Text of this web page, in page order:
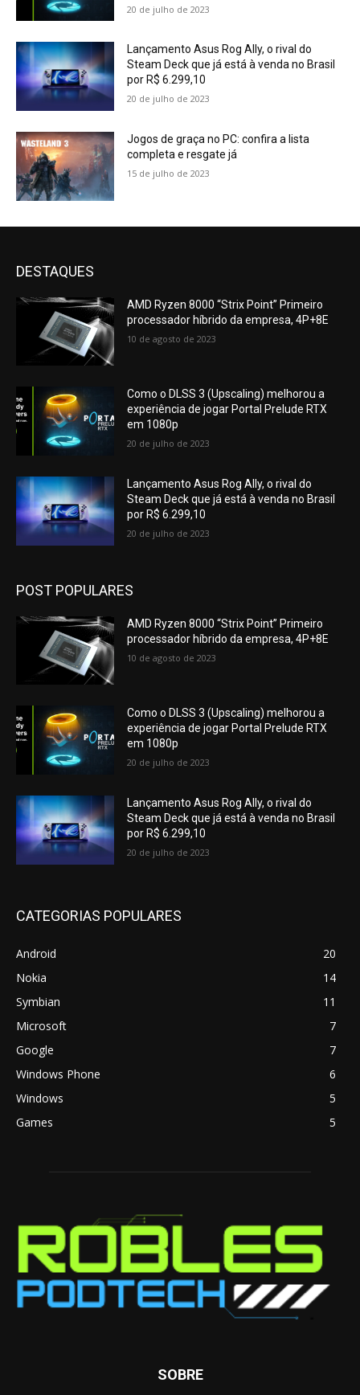
20 de julho de 2023
Lançamento Asus Rog Ally, o rival do
Steam Deck que já está à venda no Brasil
por R$ 6.299,10
20 de julho de 2023
Jogos de graça no PC: confira a lista
completa e resgate já
15 de julho de 2023
DESTAQUES
AMD Ryzen 8000 “Strix Point” Primeiro
processador híbrido da empresa, 4P+8E
10 de agosto de 2023
Como o DLSS 3 (Upscaling) melhorou a
experiência de jogar Portal Prelude RTX
em 1080p
20 de julho de 2023
Lançamento Asus Rog Ally, o rival do
Steam Deck que já está à venda no Brasil
por R$ 6.299,10
20 de julho de 2023
POST POPULARES
AMD Ryzen 8000 “Strix Point” Primeiro
processador híbrido da empresa, 4P+8E
10 de agosto de 2023
Como o DLSS 3 (Upscaling) melhorou a
experiência de jogar Portal Prelude RTX
em 1080p
20 de julho de 2023
Lançamento Asus Rog Ally, o rival do
Steam Deck que já está à venda no Brasil
por R$ 6.299,10
20 de julho de 2023
CATEGORIAS POPULARES
Android
20
Nokia
14
Symbian
11
Microsoft
7
Google
7
Windows Phone
6
Windows
5
Games
5
SOBRE